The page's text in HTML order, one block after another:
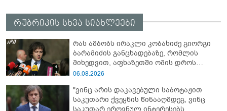
რუბრიკის სხვა სიახლეები
რას ამბობს ირაკლი კობახიძე გიორგი
ბარამიძის განცხადებაზე, რომლის
მიხედვით, აფხაზეთში ომის დროს
„ჩვენებს ტყვეები არ აჰყავდათ"
06.08.2026
"ვინც არის დაკავებული საბოტაჟით
საკუთარი ქვეყნის წინააღმდეგ, ვინც